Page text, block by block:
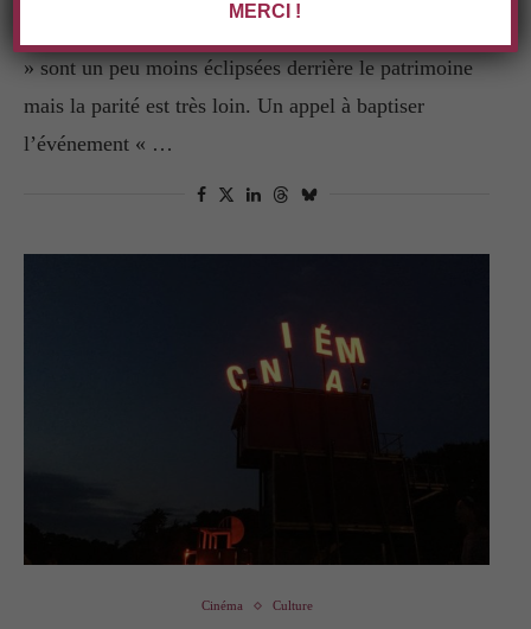
» sont un peu moins éclipsées derrière le patrimoine
mais la parité est très loin. Un appel à baptiser
l’événement « …
Cinéma Culture
MERCI !